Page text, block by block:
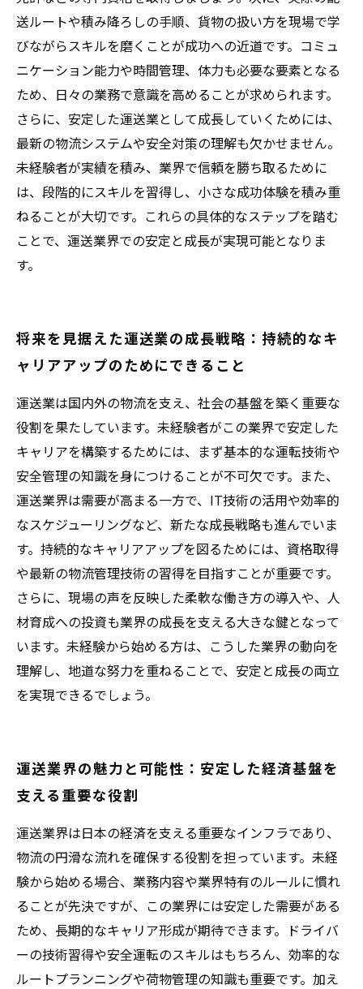
送ルートや積み降ろしの手順、貨物の扱い方を現場で学
びながらスキルを磨くことが成功への近道です。コミュ
ニケーション能力や時間管理、体力も必要な要素となる
ため、日々の業務で意識を高めることが求められます。
さらに、安定した運送業として成長していくためには、
最新の物流システムや安全対策の理解も欠かせません。
未経験者が実績を積み、業界で信頼を勝ち取るために
は、段階的にスキルを習得し、小さな成功体験を積み重
ねることが大切です。これらの具体的なステップを踏む
ことで、運送業界での安定と成長が実現可能となりま
す。
将来を見据えた運送業の成長戦略：持続的なキ
ャリアアップのためにできること
運送業は国内外の物流を支え、社会の基盤を築く重要な
役割を果たしています。未経験者がこの業界で安定した
キャリアを構築するためには、まず基本的な運転技術や
安全管理の知識を身につけることが不可欠です。また、
運送業界は需要が高まる一方で、IT技術の活用や効率的
なスケジューリングなど、新たな成長戦略も進んでいま
す。持続的なキャリアアップを図るためには、資格取得
や最新の物流管理技術の習得を目指すことが重要です。
さらに、現場の声を反映した柔軟な働き方の導入や、人
材育成への投資も業界の成長を支える大きな鍵となって
います。未経験から始める方は、こうした業界の動向を
理解し、地道な努力を重ねることで、安定と成長の両立
を実現できるでしょう。
運送業界の魅力と可能性：安定した経済基盤を
支える重要な役割
運送業界は日本の経済を支える重要なインフラであり、
物流の円滑な流れを確保する役割を担っています。未経
験から始める場合、業務内容や業界特有のルールに慣れ
ることが先決ですが、この業界には安定した需要がある
ため、長期的なキャリア形成が期待できます。ドライバ
ーの技術習得や安全運転のスキルはもちろん、効率的な
ルートプランニングや荷物管理の知識も重要です。加え